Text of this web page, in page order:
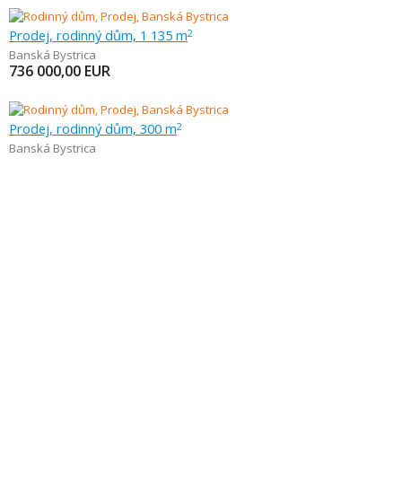
Prodej, rodinný dům, 1 135 m2
Banská Bystrica
736 000,00 EUR
Prodej, rodinný dům, 300 m2
Banská Bystrica